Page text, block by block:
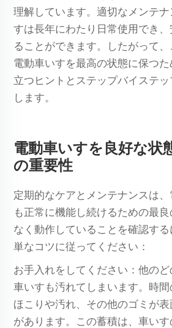
理解しています。適切なメンテ
すは長年にわたり日常使用でき
ることができます。したがって、
電動車いすを最高の状態に保つ
立つヒントとステップバイステ
します。
電動車いすを良好な状
の重要性
定期的なケアとメンテナンスは
も正常に機能し続けるための最
なく動作していることを確認す
単なコツに従ってください：
お手入れをしてください：他のど
車いすも汚れてしまいます。時間
ほこりや汚れ、その他のゴミが
があります。この蓄積は、車い